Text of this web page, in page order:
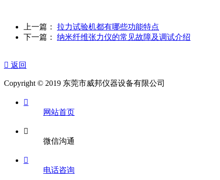
上一篇： 拉力试验机都有哪些功能特点
下一篇： 纳米纤维张力仪的常见故障及调试介绍
 返回
Copyright © 2019 东莞市威邦仪器设备有限公司

网站首页

微信沟通

电话咨询